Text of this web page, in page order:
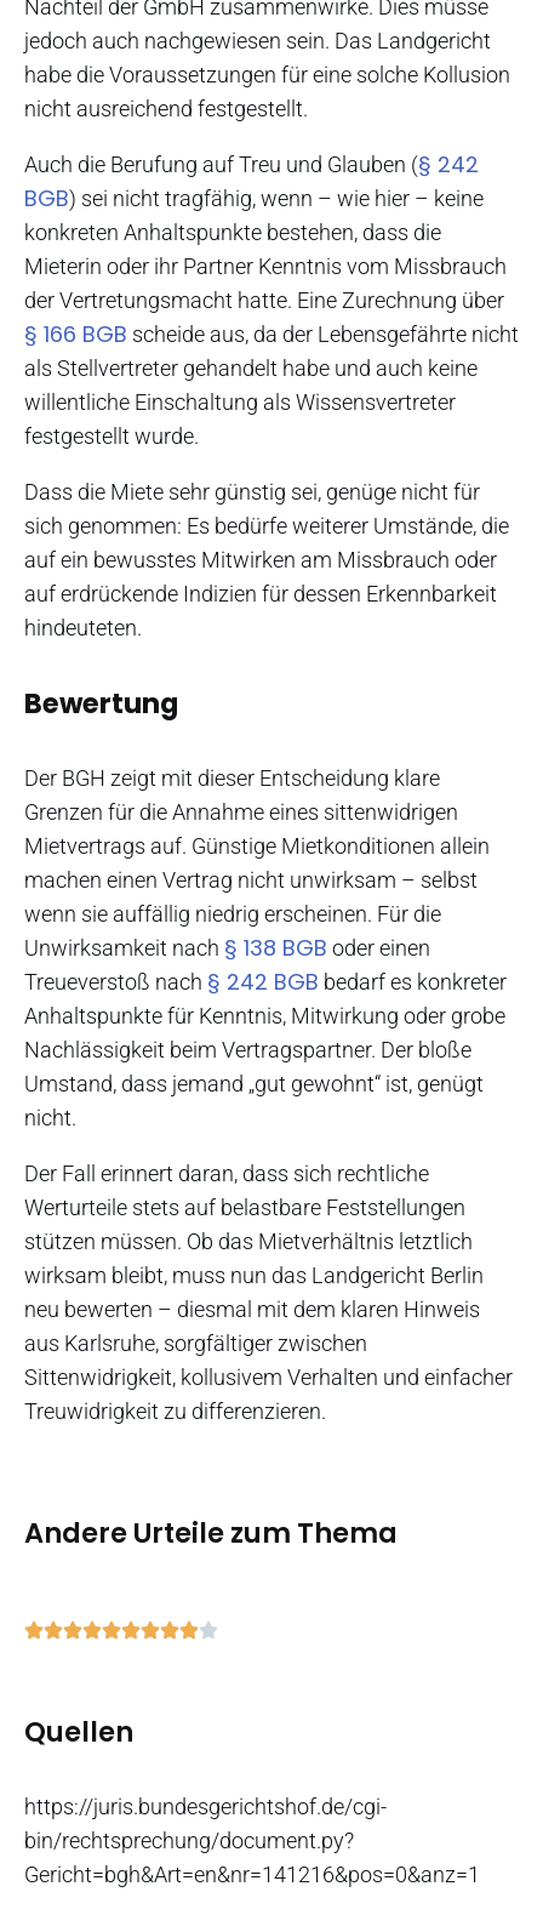
Nachteil der GmbH zusammenwirke. Dies müsse
jedoch auch nachgewiesen sein. Das Landgericht
habe die Voraussetzungen für eine solche Kollusion
nicht ausreichend festgestellt.
Auch die Berufung auf Treu und Glauben (§ 242
BGB) sei nicht tragfähig, wenn – wie hier – keine
konkreten Anhaltspunkte bestehen, dass die
Mieterin oder ihr Partner Kenntnis vom Missbrauch
der Vertretungsmacht hatte. Eine Zurechnung über
§ 166 BGB scheide aus, da der Lebensgefährte nicht
als Stellvertreter gehandelt habe und auch keine
willentliche Einschaltung als Wissensvertreter
festgestellt wurde.
Dass die Miete sehr günstig sei, genüge nicht für
sich genommen: Es bedürfe weiterer Umstände, die
auf ein bewusstes Mitwirken am Missbrauch oder
auf erdrückende Indizien für dessen Erkennbarkeit
hindeuteten.
Bewertung
Der BGH zeigt mit dieser Entscheidung klare
Grenzen für die Annahme eines sittenwidrigen
Mietvertrags auf. Günstige Mietkonditionen allein
machen einen Vertrag nicht unwirksam – selbst
wenn sie auffällig niedrig erscheinen. Für die
Unwirksamkeit nach § 138 BGB oder einen
Treueverstoß nach § 242 BGB bedarf es konkreter
Anhaltspunkte für Kenntnis, Mitwirkung oder grobe
Nachlässigkeit beim Vertragspartner. Der bloße
Umstand, dass jemand „gut gewohnt“ ist, genügt
nicht.
Der Fall erinnert daran, dass sich rechtliche
Werturteile stets auf belastbare Feststellungen
stützen müssen. Ob das Mietverhältnis letztlich
wirksam bleibt, muss nun das Landgericht Berlin
neu bewerten – diesmal mit dem klaren Hinweis
aus Karlsruhe, sorgfältiger zwischen
Sittenwidrigkeit, kollusivem Verhalten und einfacher
Treuwidrigkeit zu differenzieren.
Andere Urteile zum Thema
Quellen
https://juris.bundesgerichtshof.de/cgi-
bin/rechtsprechung/document.py?
Gericht=bgh&Art=en&nr=141216&pos=0&anz=1